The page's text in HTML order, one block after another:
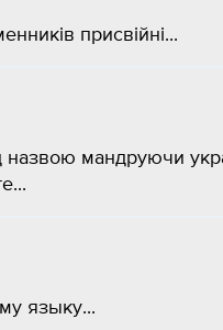
присвійні...
назвою мандруючи
языку...